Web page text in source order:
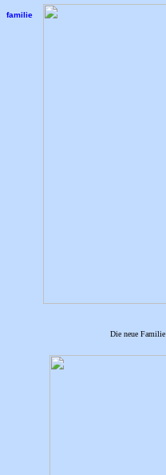
familie
Die neue Familie